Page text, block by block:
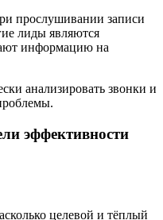
прослушивании записи
лиды являются
информацию на
анализировать звонки и
эффективности
целевой и тёплый